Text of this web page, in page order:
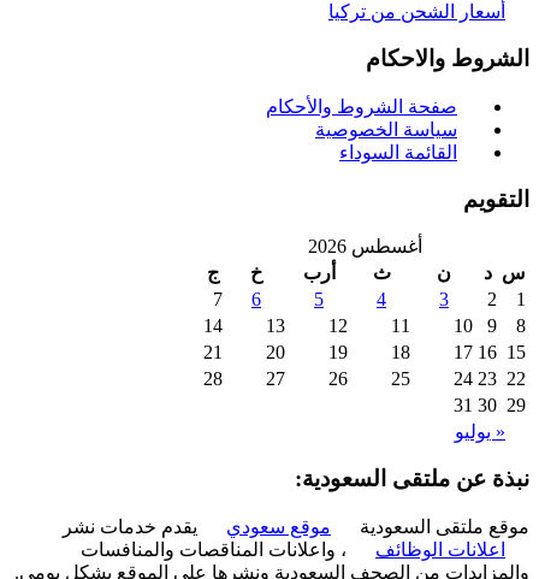
الشحن من تركيا
والاحكام
صفحة الشروط والأحكام
سياسة الخصوصية
القائمة السوداء
أغسطس 2026
د
ن
ج
7
10
16
17
23
24
30
31
يوليو
عن ملتقى السعودية:
ملتقى السعودية موقع سعودي
يقدم خدمات نشر
الوظائف
، واعلانات المناقصات والمنافسات
من الصحف السعودية ونشرها على الموقع بشكل يومي.